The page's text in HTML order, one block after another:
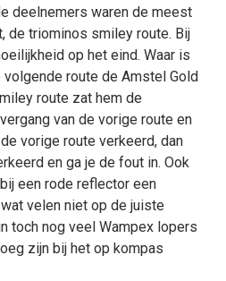
deelnemers waren de meest
de triominos smiley route. Bij
op het eind. Waar is
route de Amstel Gold
route zat hem de
van de vorige route en
vorige route verkeerd, dan
en ga je de fout in. Ook
een rode reflector een
velen niet op de juiste
toch nog veel Wampex lopers
zijn bij het op kompas